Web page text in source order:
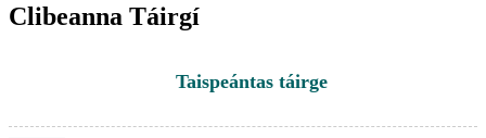
Clibeanna Táirgí
Taispeántas táirge